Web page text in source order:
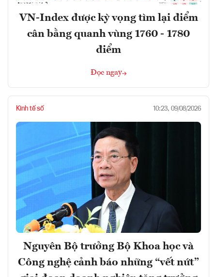
VN-Index được kỳ vọng tìm lại điểm
cân bằng quanh vùng 1760 - 1780
điểm
Đọc ngay
Kinh tế số 10:23, 09/08/2026
Nguyên Bộ trưởng Bộ Khoa học và
Công nghệ cảnh báo những “vết nứt”